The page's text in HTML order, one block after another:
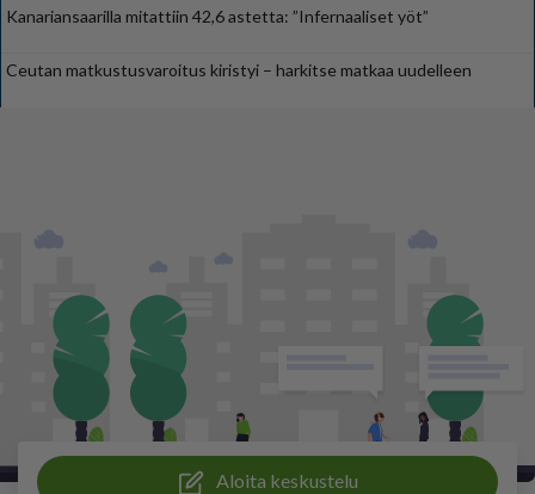
Kanariansaarilla mitattiin 42,6 astetta: ”Infernaaliset yöt”
Ceutan matkustusvaroitus kiristyi – harkitse matkaa uudelleen
Aloita keskustelu